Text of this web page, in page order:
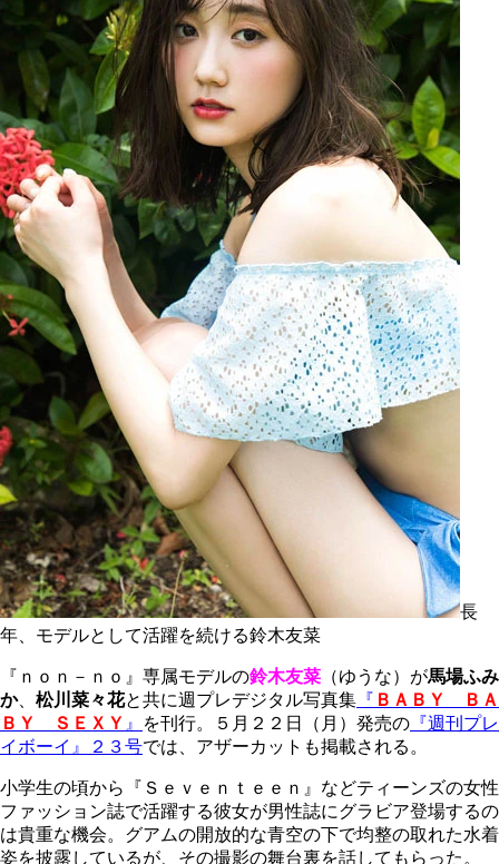
長
年、モデルとして活躍を続ける鈴木友菜
『ｎｏｎ－ｎｏ』専属モデルの鈴木友菜 （ゆうな）が馬場ふみ
か、 松川菜々花と共に週プレデジタル写真集 『 ＢＡＢＹ ＢＡ
ＢＹ ＳＥＸＹ 』 を刊行。５月２２日（月）発売の 『週刊プレ
イボーイ』２３号では、アザーカットも掲載される。
小学生の頃から『Ｓｅｖｅｎｔｅｅｎ』などティーンズの女性
ファッション誌で活躍する彼女が男性誌にグラビア登場するの
は貴重な機会。グアムの開放的な青空の下で均整の取れた水着
姿を披露しているが、その撮影の舞台裏を話してもらった。